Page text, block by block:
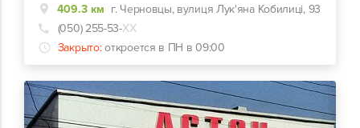
409.3 км г. Черновцы, вулиця Лук'яна Кобилиці, 93
(050) 255-53-ХХ
Закрыто: откроется в ПН в 09:00